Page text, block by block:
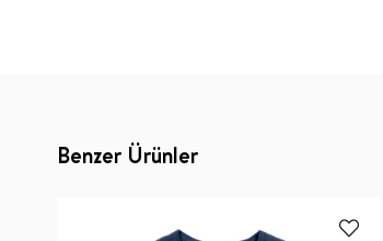
Benzer Ürünler